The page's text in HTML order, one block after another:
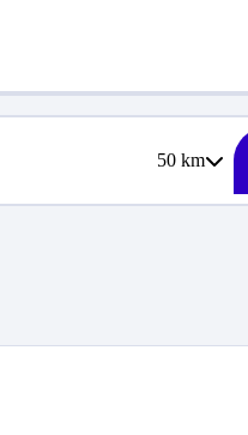
50km